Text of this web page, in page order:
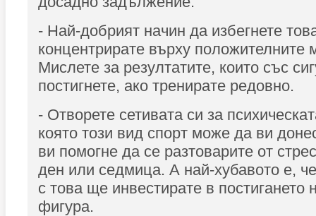
- Най-добрият начин да избегнете
концентрирате върху положителните
Мислете за резултатите, които със
постигнете, ако тренирате редовно.
- Отворете сетивата си за
която този вид спорт може да ви
ви помогне да се разтоварите от
ден или седмица. А най-хубавото е,
с това ще инвестирате в постигането
фигура.